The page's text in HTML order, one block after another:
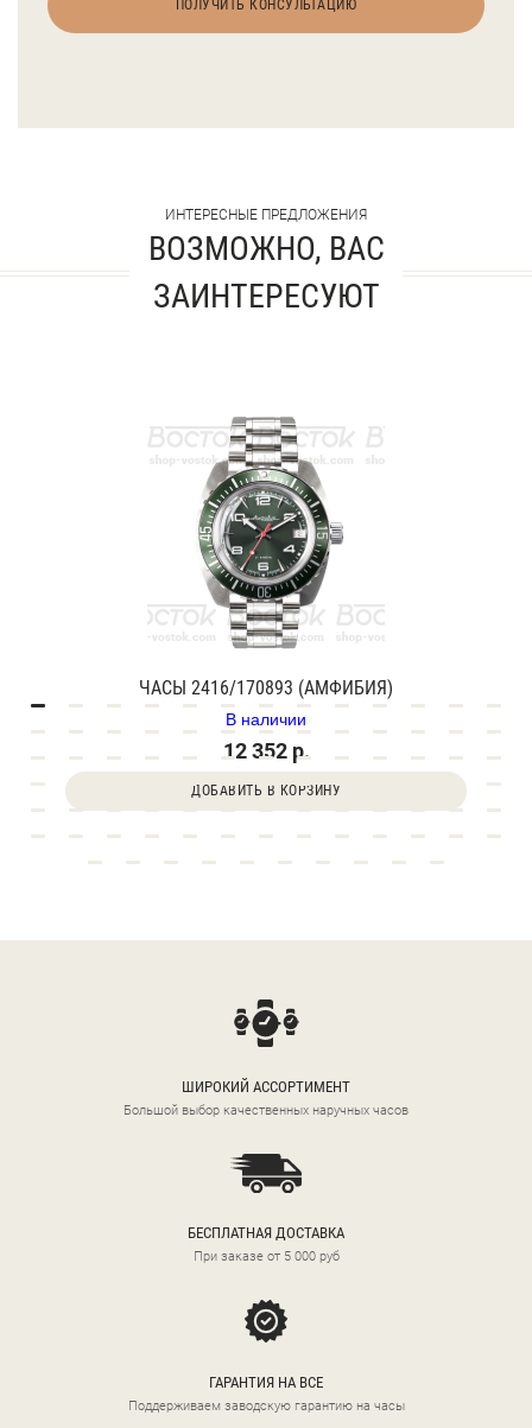
ПОЛУЧИТЬ КОНСУЛЬТАЦИЮ
ИНТЕРЕСНЫЕ ПРЕДЛОЖЕНИЯ
ВОЗМОЖНО, ВАС
ЗАИНТЕРЕСУЮТ
ЧАСЫ 2416/170893 (АМФИБИЯ)
В наличии
12 352 р.
ДОБАВИТЬ В КОРЗИНУ
ШИРОКИЙ АССОРТИМЕНТ
Большой выбор качественных наручных часов
БЕСПЛАТНАЯ ДОСТАВКА
При заказе от 5 000 руб
ГАРАНТИЯ НА ВСЕ
Поддерживаем заводскую гарантию на часы